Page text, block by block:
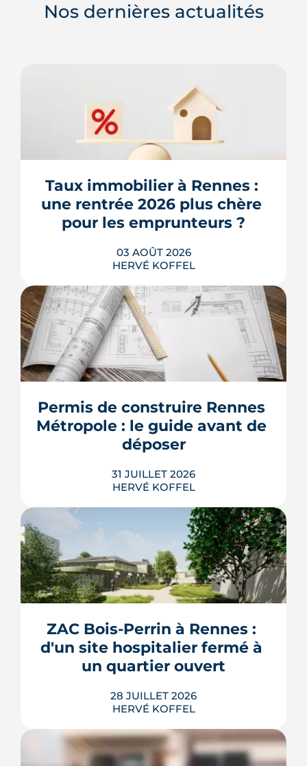
Nos dernières actualités
Taux immobilier à Rennes :
une rentrée 2026 plus chère
pour les emprunteurs ?
03 AOÛT 2026
HERVÉ KOFFEL
Les taux de crédit se sont stabilisés cet
été, mais au-dessus de leur niveau du
printemps. À Rennes, la hausse des prix
resserrent le budget des acheteurs à la
rentrée 2026.
LIRE L'ARTICLE
Permis de construire Rennes
Métropole : le guide avant de
déposer
31 JUILLET 2026
HERVÉ KOFFEL
Construire, agrandir ou surélever à
Rennes Métropole ne s'improvise pas :
entre seuils de surface, PLUi des 43
communes et secteurs patrimoniaux, le
premier coup de crayon. Ce guide
passe en revue les cas où le permis
s'impose, le dépôt en ligne et les délai...
LIRE L'ARTICLE
ZAC Bois-Perrin à Rennes :
d'un site hospitalier fermé à
un quartier ouvert
28 JUILLET 2026
HERVÉ KOFFEL